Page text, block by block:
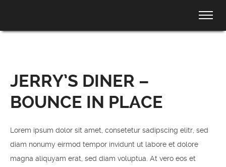
JERRY’S DINER –
BOUNCE IN PLACE
Lorem ipsum dolor sit amet, consetetur sadipscing elitr, sed
diam nonumy eirmod tempor invidunt ut labore et dolore
magna aliquyam erat, sed diam voluptua. At vero eos et